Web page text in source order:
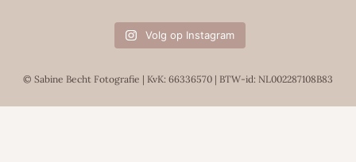
Volg op Instagram
© Sabine Becht Fotografie | KvK: 66336570 | BTW-id: NL002287108B83